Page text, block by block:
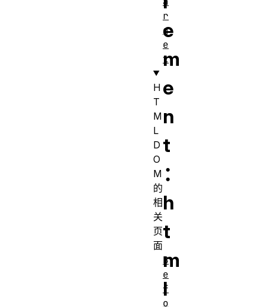
e
m
e
n
t
：
h
t
m
l
r
g
e
t
H
T
M
L
D
O
M
的
相
关
页
面
B
e
f
o